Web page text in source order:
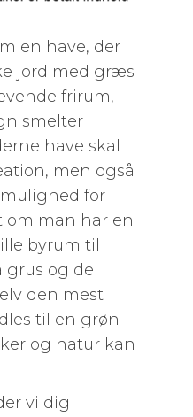
en have, der
jord med græs
frirum,
smelter
have skal
men også
for
om man har en
byrum til
grus og de
den mest
til en grøn
og natur kan
vi dig